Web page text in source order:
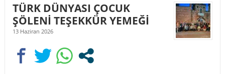
TÜRK DÜNYASI ÇOCUK
ŞÖLENİ TEŞEKKÜR YEMEĞİ
13 Haziran 2026